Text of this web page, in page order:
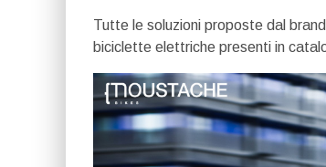
Tutte le soluzioni proposte dal
biciclette elettriche presenti in